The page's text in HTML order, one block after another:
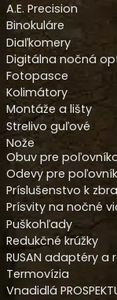
A.E. Precision
Binokuláre
Diaľkomery
Digitálna nočná
Fotopasce
Kolimátory
Montáže a lišty
Strelivo guľové
Nože
Obuv pre
Odevy pre
Príslušenstvo k
Prísvity na nočné
Puškohľady
Redukčné krúžky
RUSAN adaptéry a
Termovízia
Vnadidlá